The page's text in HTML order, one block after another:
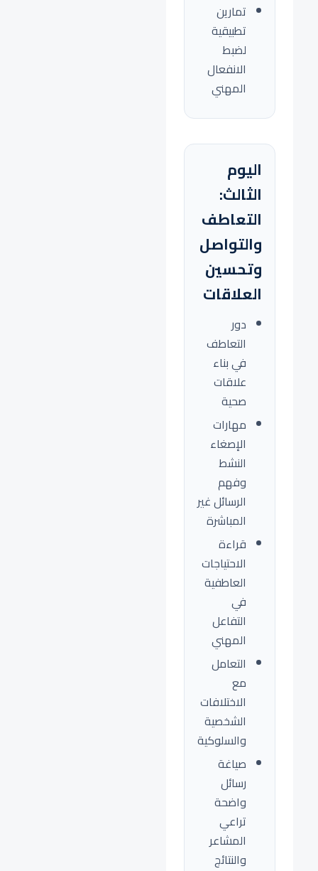
تمارين
تطبيقية
لضبط
الانفعال
المهني
اليوم
الثالث:
التعاطف
والتواصل
وتحسين
العلاقات
دور
التعاطف
في بناء
علاقات
صحية
مهارات
الإصغاء
النشط
وفهم
الرسائل غير
المباشرة
قراءة
الاحتياجات
العاطفية
في
التفاعل
المهني
التعامل
مع
الاختلافات
الشخصية
والسلوكية
صياغة
رسائل
واضحة
تراعي
المشاعر
والنتائج